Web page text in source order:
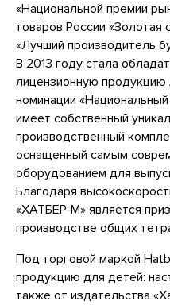
«Национальной премии
товаров России «Золотая
«Лучший производитель
В 2013 году стала
лицензионную продукцию
номинации
имеет собственный
производственный
оснащенный самым
оборудованием для
Благодаря
«ХАТБЕР-М» является
производстве общих
Под торговой маркой
продукцию для детей:
также от издательства